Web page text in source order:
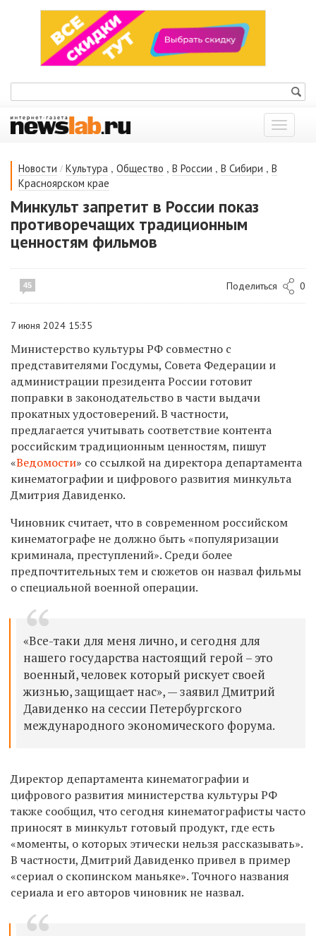
Показать
меню
Новости / Культура , Общество , В России , В Сибири , В
Красноярском крае
Минкульт запретит в России показ
противоречащих традиционным
ценностям фильмов
45 Поделиться 0
7 июня 2024 15:35
Министерство культуры РФ совместно с
представителями Госдумы, Совета Федерации и
администрации президента России готовит
поправки в законодательство в части выдачи
прокатных удостоверений. В частности,
предлагается учитывать соответствие контента
российским традиционным ценностям, пишут
«Ведомости» со ссылкой на директора департамента
кинематографии и цифрового развития минкульта
Дмитрия Давиденко.
Чиновник считает, что в современном российском
кинематографе не должно быть «популяризации
криминала, преступлений». Среди более
предпочтительных тем и сюжетов он назвал фильмы
о специальной военной операции.
«Все-таки для меня лично, и сегодня для
нашего государства настоящий герой – это
военный, человек который рискует своей
жизнью, защищает нас», — заявил Дмитрий
Давиденко на сессии Петербургского
международного экономического форума.
Директор департамента кинематографии и
цифрового развития министерства культуры РФ
также сообщил, что сегодня кинематографисты часто
приносят в минкульт готовый продукт, где есть
«моменты, о которых этически нельзя рассказывать».
В частности, Дмитрий Давиденко привел в пример
«сериал о скопинском маньяке». Точного названия
сериала и его авторов чиновник не назвал.